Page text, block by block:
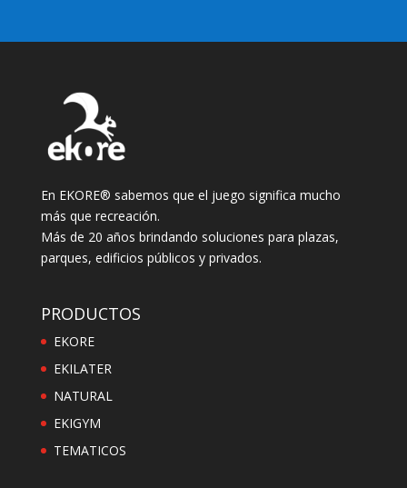
En EKORE® sabemos que el juego significa mucho
más que recreación.
Más de 20 años brindando soluciones para plazas,
parques, edificios públicos y privados.
PRODUCTOS
EKORE
EKILATER
NATURAL
EKIGYM
TEMATICOS